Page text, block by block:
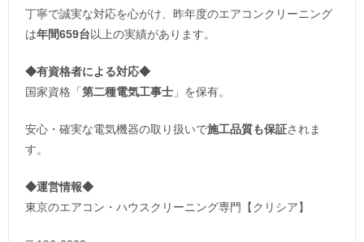
丁寧で誠実な対応を心がけ、昨年度のエアコンクリーニング
は年間659台以上の実績があります。
◆有資格者による対応◆
国家資格「 第二種電気工事士 」を保有。
安心・確実な電気機器の取り扱いで施工品質も保証されま
す。
◆運営情報◆
東京のエアコン・ハウスクリーニング専門【クリシア】